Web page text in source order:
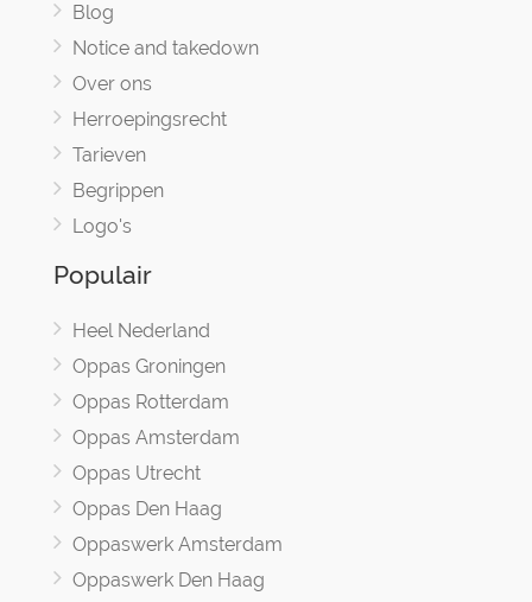
Blog
Notice and takedown
Over ons
Herroepingsrecht
Tarieven
Begrippen
Logo's
Populair
Heel Nederland
Oppas Groningen
Oppas Rotterdam
Oppas Amsterdam
Oppas Utrecht
Oppas Den Haag
Oppaswerk Amsterdam
Oppaswerk Den Haag